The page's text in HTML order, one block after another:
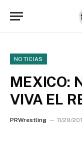
NOTICIAS
MEXICO:
VIVA EL
PRWrestling 11/29/